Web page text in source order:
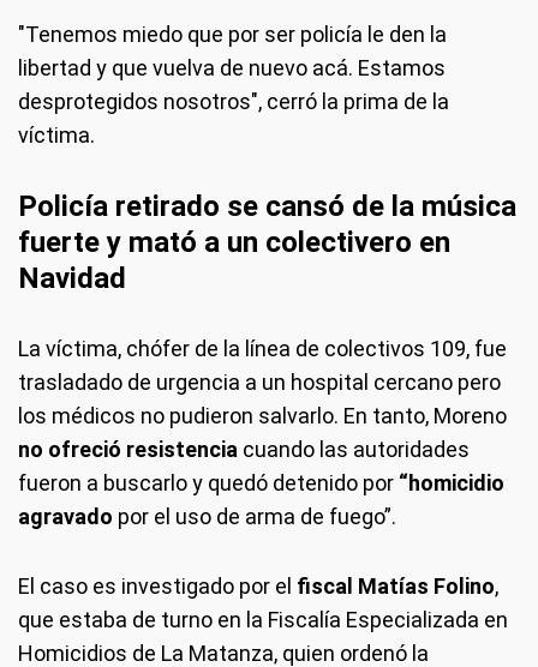
"Tenemos miedo que por ser policía le den la
libertad y que vuelva de nuevo acá. Estamos
desprotegidos nosotros", cerró la prima de la
víctima.
Policía retirado se cansó de la música
fuerte y mató a un colectivero en
Navidad
La víctima, chófer de la línea de colectivos 109, fue
trasladado de urgencia a un hospital cercano pero
los médicos no pudieron salvarlo. En tanto, Moreno
no ofreció resistencia cuando las autoridades
fueron a buscarlo y quedó detenido por “homicidio
agravado por el uso de arma de fuego”.
El caso es investigado por el fiscal Matías Folino,
que estaba de turno en la Fiscalía Especializada en
Homicidios de La Matanza, quien ordenó la